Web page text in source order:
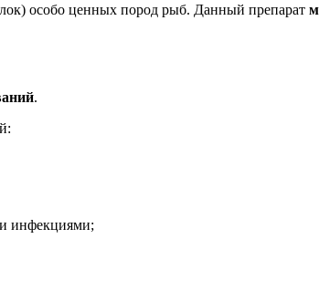
особо ценных пород рыб. Данный препарат
.
инфекциями;